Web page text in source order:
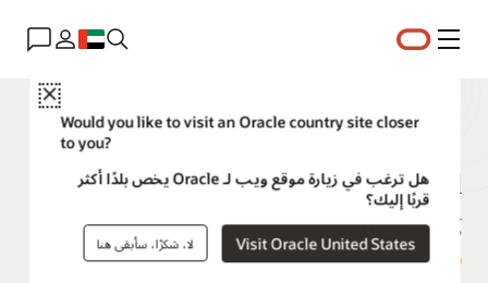
القائمة
Close
Would you like to visit an Oracle country site closer
to you?
هل ترغب في زيارة موقع ويب لـ Oracle يخص بلدًا أكثر
قربًا إليك؟
Visit Oracle United States لا، شكرًا، سأبقى هنا
Oracle Fusion Cloud
Marketing